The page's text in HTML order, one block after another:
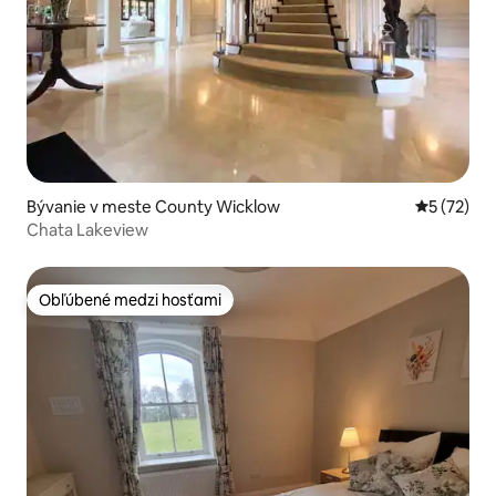
Bývanie v meste County Wicklow
5 (72)
Chata Lakeview
Obľúbené medzi hosťami
Obľúbené medzi hosťami